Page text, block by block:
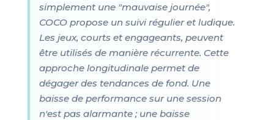
simplement une "mauvaise journée",
COCO propose un suivi régulier et ludique.
Les jeux, courts et engageants, peuvent
être utilisés de manière récurrente. Cette
approche longitudinale permet de
dégager des tendances de fond. Une
baisse de performance sur une session
n'est pas alarmante ; une baisse